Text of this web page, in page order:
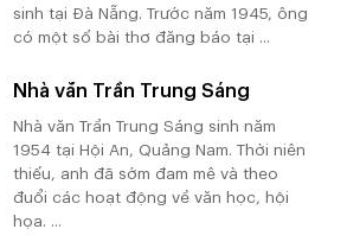
sinh tại Đà Nẵng. Trước năm 1945, ông
có một số bài thơ đăng báo tại ...
Nhà văn Trần Trung Sáng
Nhà văn Trần Trung Sáng sinh năm
1954 tại Hội An, Quảng Nam. Thời niên
thiếu, anh đã sớm đam mê và theo
đuổi các hoạt động về văn học, hội
họa. ...